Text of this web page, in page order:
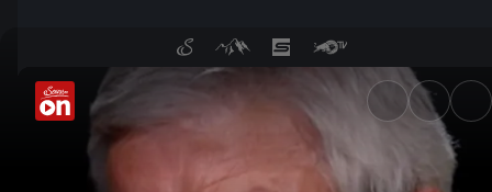
Thilo Sarrazin: "Die Hälfte